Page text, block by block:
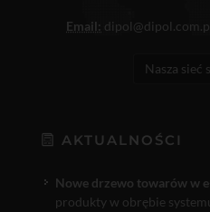
Email:
Nasza sieć
AKTUALNOŚCI
Nowe drzewo towarów w e
produkty w obrębie